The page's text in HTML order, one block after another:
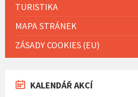
TURISTIKA
MAPA STRÁNEK
ZÁSADY COOKIES (EU)
KALENDÁŘ AKCÍ